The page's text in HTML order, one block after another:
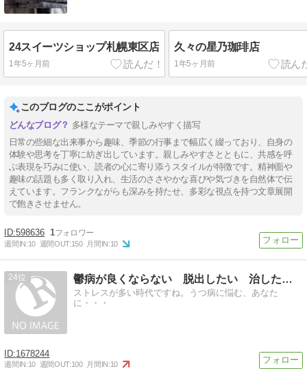
24スイーツショップ札幌東区店
1年5ヶ月前
久々の星乃珈琲店
1年5ヶ月前
このブログのここがポイント
多様なテーマで親しみやすく描写
日常の些細な出来事から趣味、季節の行事まで幅広く綴っており、自身の
体験や思考を丁寧に紡ぎ出しています。親しみやすさとともに、共感を呼
ぶ表現を巧みに使い、読者の心に寄り添うスタイルが特徴です。精神面や
趣味の話題も多く取り入れ、生活のささやかな喜びや気づきを自然体で伝
えています。フランクながらも深みを持たせ、多彩な視点を持つ文章展開
で飽きさせません。
598636 1
週間IN:10 週間OUT:150 月間IN:10
24 鬱病が良くならない 脱出したい 治したい 情報
ストレスが多い時代ですね。うつ病に悩む、あなた
に・・・
1678244
週間IN:10 週間OUT:100 月間IN:10